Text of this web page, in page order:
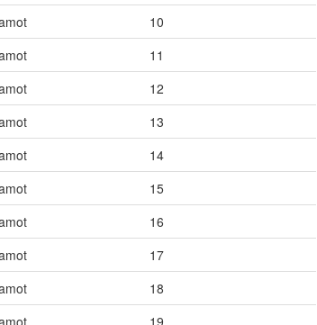
10
11
12
13
14
15
16
17
18
19